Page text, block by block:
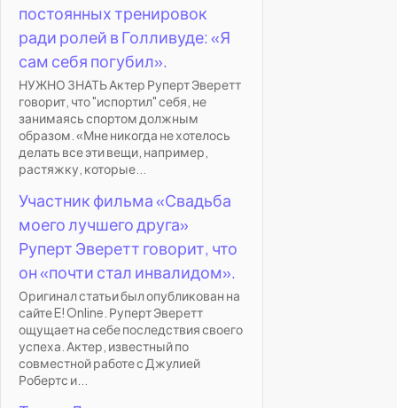
постоянных тренировок
ради ролей в Голливуде: «Я
сам себя погубил».
НУЖНО ЗНАТЬ Актер Руперт Эверетт
говорит, что "испортил" себя, не
занимаясь спортом должным
образом. «Мне никогда не хотелось
делать все эти вещи, например,
растяжку, которые...
Участник фильма «Свадьба
моего лучшего друга»
Руперт Эверетт говорит, что
он «почти стал инвалидом».
Оригинал статьи был опубликован на
сайте E! Online. Руперт Эверетт
ощущает на себе последствия своего
успеха. Актер, известный по
совместной работе с Джулией
Робертс и...